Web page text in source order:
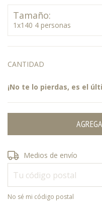
Tamaño:
1x140 4 personas
CANTIDAD
¡No te lo pierdas, es el
Entregas para el CP:
Medios de envío
No sé mi código postal